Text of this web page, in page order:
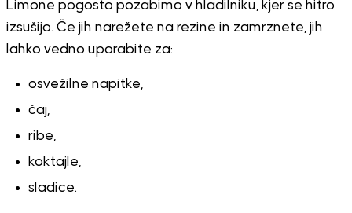
Limone pogosto pozabimo v hladilniku, kjer se hitro
izsušijo. Če jih narežete na rezine in zamrznete, jih
lahko vedno uporabite za:
osvežilne napitke,
čaj,
ribe,
koktajle,
sladice.